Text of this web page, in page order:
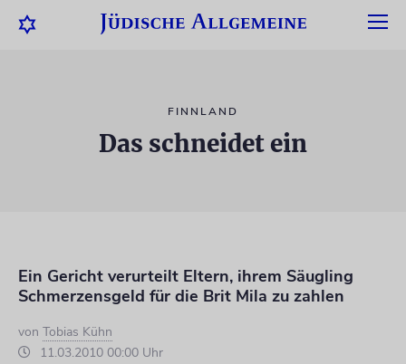
FINNLAND
Das schneidet ein
Ein Gericht verurteilt Eltern, ihrem Säugling
Schmerzensgeld für die Brit Mila zu zahlen
von Tobias Kühn
11.03.2010 00:00 Uhr